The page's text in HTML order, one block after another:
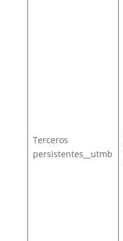
Terceros
persistentes__utmb